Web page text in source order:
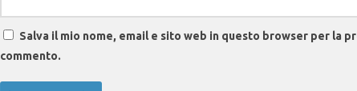
Salva il mio nome, email e sito web in questo browser per la
commento.